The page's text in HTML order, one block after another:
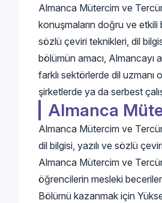
Almanca Mütercim ve
konuşmaların doğru ve etkili
sözlü çeviri teknikleri, dil
bölümün amacı, Almancayı
farklı sektörlerde dil uzmanı
şirketlerde ya da serbest
Almanca
Almanca Mütercim ve
dil bilgisi, yazılı ve sözlü
Almanca Mütercim ve
öğrencilerin mesleki
Bölümü kazanmak için